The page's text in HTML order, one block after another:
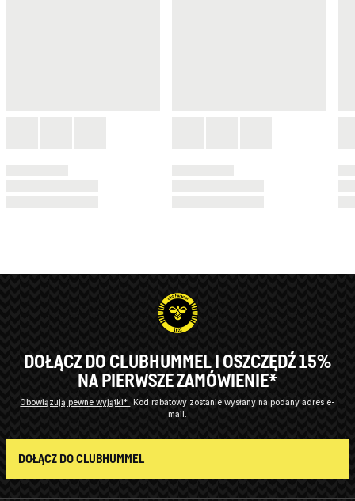
DOŁĄCZ DO CLUBHUMMEL I OSZCZĘDŹ 15%
NA PIERWSZE ZAMÓWIENIE*
Obowiązują pewne wyjątki*
Kod rabatowy zostanie wysłany na podany adres e-
mail.
DOŁĄCZ DO CLUBHUMMEL